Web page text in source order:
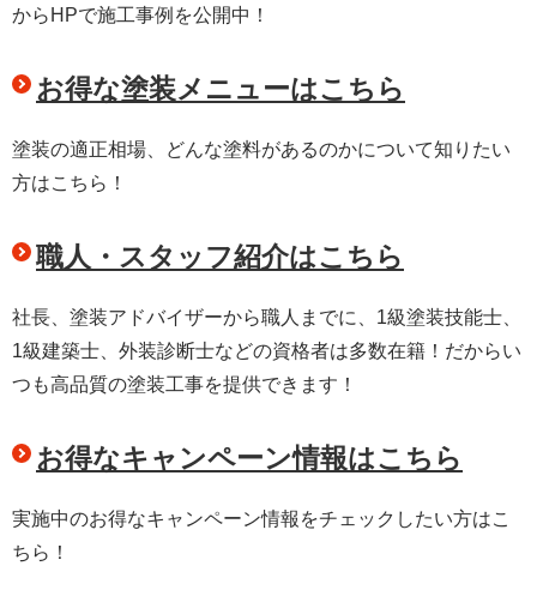
からHPで施工事例を公開中！
お得な塗装メニューはこちら
塗装の適正相場、どんな塗料があるのかについて知りたい
方はこちら！
職人・スタッフ紹介はこちら
社長、塗装アドバイザーから職人までに、1級塗装技能士、
1級建築士、外装診断士などの資格者は多数在籍！だからい
つも高品質の塗装工事を提供できます！
お得なキャンペーン情報はこちら
実施中のお得なキャンペーン情報をチェックしたい方はこ
ちら！